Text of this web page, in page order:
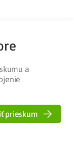
údajov
a
prieskum